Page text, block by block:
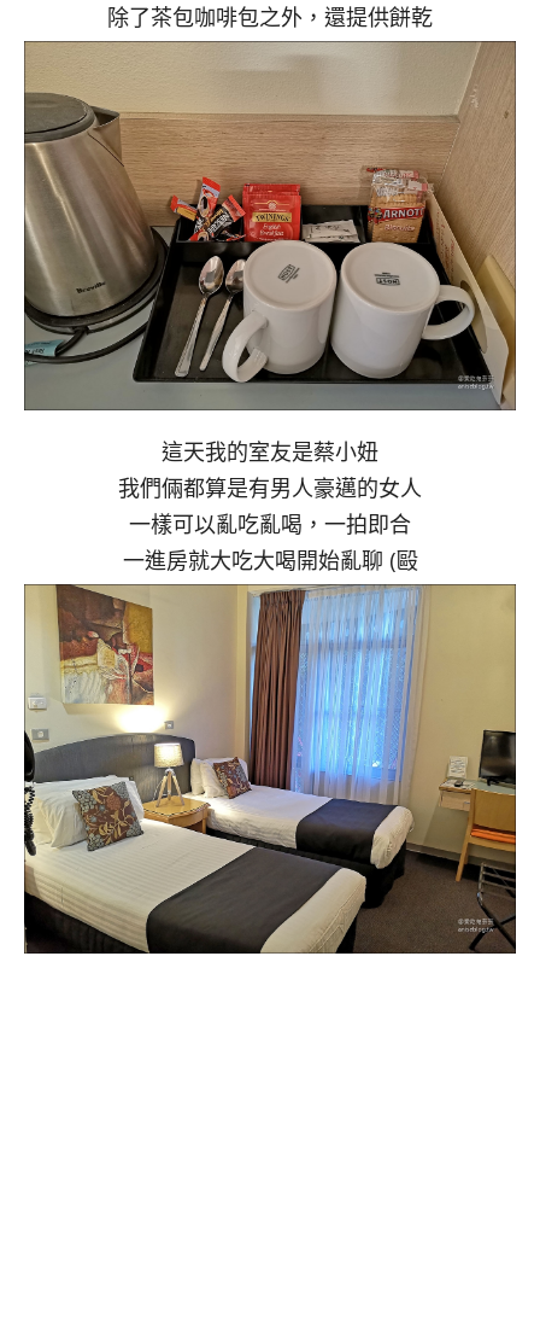
除了茶包咖啡包之外，還提供餅乾
這天我的室友是蔡小妞
我們倆都算是有男人豪邁的女人
一樣可以亂吃亂喝，一拍即合
一進房就大吃大喝開始亂聊 (毆